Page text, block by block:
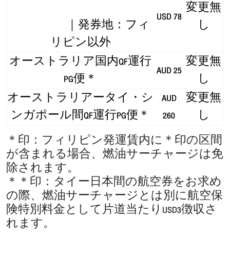
｜発券地：フィ
リピン以外
USD 78
変更無
し
オーストラリア国内QF運行
PG便＊
AUD 25
変更無
し
オーストラリアータイ・シ
ンガポール間QF運行PG便＊
AUD
260
変更無
し
＊印：フィリピン発運賃内に＊印の区間
が含まれる場合、燃油サーチャージは免
除されます。
＊＊印：タイー日本間の航空券をお求め
の際、燃油サーチャージとは別に航空保
険特別料金として片道当たりUSD3徴収さ
れます。